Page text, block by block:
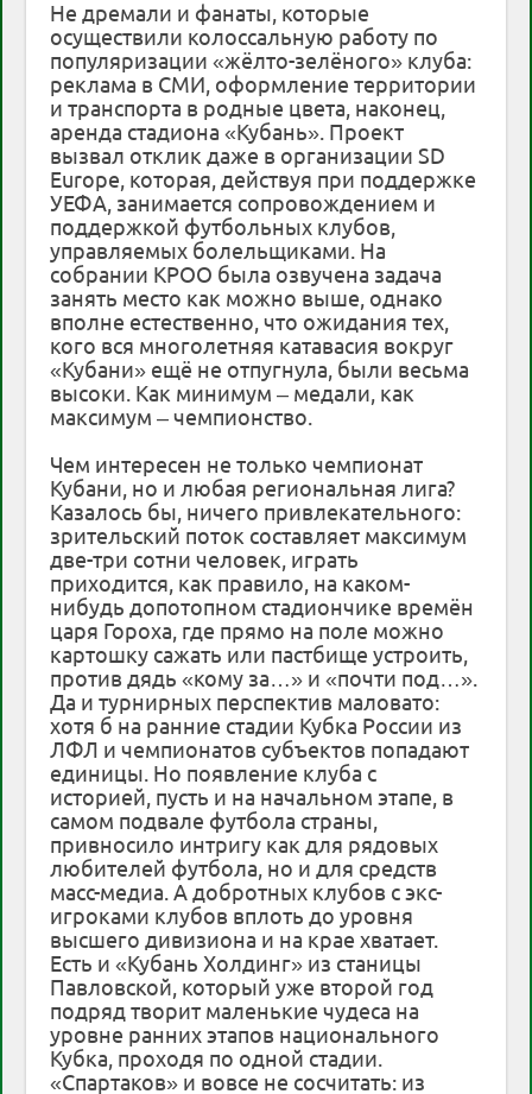
Не дремали и фанаты, которые
осуществили колоссальную работу по
популяризации «жёлто-зелёного» клуба:
реклама в СМИ, оформление территории
и транспорта в родные цвета, наконец,
аренда стадиона «Кубань». Проект
вызвал отклик даже в организации SD
Europe, которая, действуя при поддержке
УЕФА, занимается сопровождением и
поддержкой футбольных клубов,
управляемых болельщиками. На
собрании КРОО была озвучена задача
занять место как можно выше, однако
вполне естественно, что ожидания тех,
кого вся многолетняя катавасия вокруг
«Кубани» ещё не отпугнула, были весьма
высоки. Как минимум – медали, как
максимум – чемпионство.
Чем интересен не только чемпионат
Кубани, но и любая региональная лига?
Казалось бы, ничего привлекательного:
зрительский поток составляет максимум
две-три сотни человек, играть
приходится, как правило, на каком-
нибудь допотопном стадиончике времён
царя Гороха, где прямо на поле можно
картошку сажать или пастбище устроить,
против дядь «кому за…» и «почти под…».
Да и турнирных перспектив маловато:
хотя б на ранние стадии Кубка России из
ЛФЛ и чемпионатов субъектов попадают
единицы. Но появление клуба с
историей, пусть и на начальном этапе, в
самом подвале футбола страны,
привносило интригу как для рядовых
любителей футбола, но и для средств
масс-медиа. А добротных клубов с экс-
игроками клубов вплоть до уровня
высшего дивизиона и на крае хватает.
Есть и «Кубань Холдинг» из станицы
Павловской, который уже второй год
подряд творит маленькие чудеса на
уровне ранних этапов национального
Кубка, проходя по одной стадии.
«Спартаков» и вовсе не сосчитать: из